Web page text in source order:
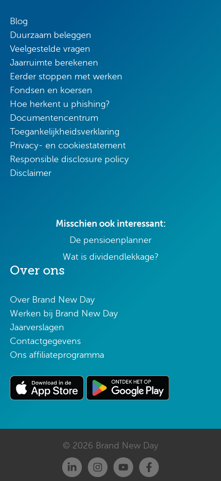
Blog
Duurzaam beleggen
Veelgestelde vragen
Jaarruimte berekenen
Eerder stoppen met werken
Fondsen en koersen
Hoe herkent u phishing?
Documentencentrum
Toegankelijkheidsverklaring
Privacy- en cookiestatement
Responsible disclosure policy
Disclaimer
Misschien ook interessant:
De pensioenplanner
Wat is dividendlekkage?
Over ons
Over Brand New Day
Werken bij Brand New Day
Jaarverslagen
Contactgegevens
Ons affiliateprogramma
© 2026 Brand New Day